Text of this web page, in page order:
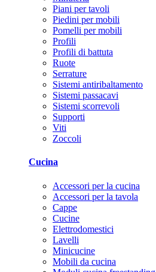
Piani per tavoli
Piedini per mobili
Pomelli per mobili
Profili
Profili di battuta
Ruote
Serrature
Sistemi antiribaltamento
Sistemi passacavi
Sistemi scorrevoli
Supporti
Viti
Zoccoli
Cucina
Accessori per la cucina
Accessori per la tavola
Cappe
Cucine
Elettrodomestici
Lavelli
Minicucine
Mobili da cucina